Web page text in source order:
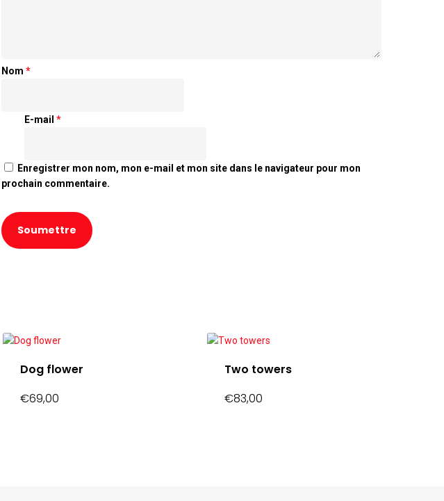
Nom *
E-mail *
Enregistrer mon nom, mon e-mail et mon site dans le navigateur pour mon
prochain commentaire.
Dog flower
€69,00
Two towers
€83,00